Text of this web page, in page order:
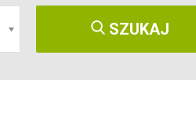
SZUKAJ